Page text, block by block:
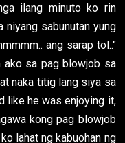
ilang minuto ko rin
niyang sabunutan yung
ang sarap tol.."
ako sa pag blowjob sa
naka titig lang siya sa
like he was enjoying it,
kong pag blowjob
lahat ng kabuohan ng